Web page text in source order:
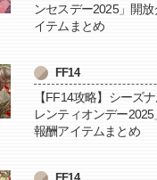
ンセスデー2025」開
イテムまとめ
FF14
【FF14攻略】シーズ
レンティオンデー
報酬アイテムまとめ